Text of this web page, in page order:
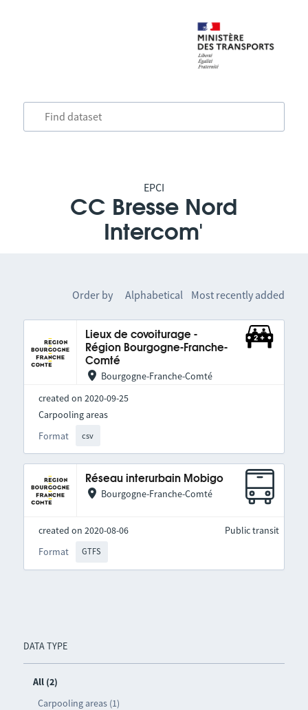
EPCI
CC Bresse Nord
Intercom'
DATA TYPE
All (2)
Carpooling areas (1)
Order by Alphabetical Most recently added
Lieux de covoiturage -
Région Bourgogne-Franche-
Comté
Bourgogne-Franche-Comté
created on 2020-09-25
Format csv
Carpooling areas
Réseau interurbain Mobigo
Bourgogne-Franche-Comté
created on 2020-08-06
Format
GTFS
Public transit